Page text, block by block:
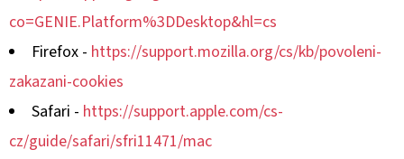
co=GENIE.Platform%3DDesktop&hl=cs
Firefox - https://support.mozilla.org/cs/kb/povoleni-
zakazani-cookies
Safari - https://support.apple.com/cs-
cz/guide/safari/sfri11471/mac